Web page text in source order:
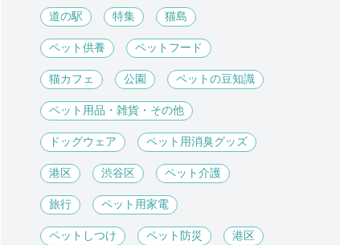
道の駅 特集 猫島
ペット供養 ペットフード
猫カフェ 公園 ペットの豆知識
ペット用品・雑貨・その他
ドッグウェア ペット用消臭グッズ
港区 渋谷区 ペット介護
旅行 ペット用家電
ペットしつけ ペット防災 港区